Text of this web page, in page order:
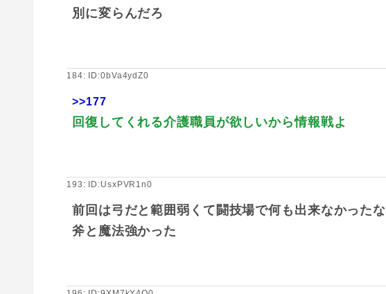
別に変らんだろ
184: ID:0bVa4ydZ0
>>177
回復してくれる介護職員が欲しいから情報戦よ
193: ID:UsxPVR1n0
前回は弓だと範囲弱くて闘技場で何も出来なかったな
斧と魔法強かった